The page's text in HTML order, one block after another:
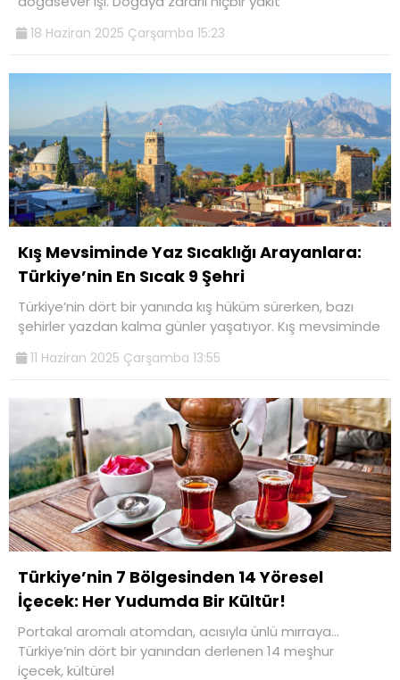
18 Haziran 2025 Çarşamba 15:23
Kış Mevsiminde Yaz Sıcaklığı Arayanlara:
Türkiye’nin En Sıcak 9 Şehri
Türkiye’nin dört bir yanında kış hüküm sürerken, bazı
şehirler yazdan kalma günler yaşatıyor. Kış mevsiminde
11 Haziran 2025 Çarşamba 13:55
Türkiye’nin 7 Bölgesinden 14 Yöresel
İçecek: Her Yudumda Bir Kültür!
Portakal aromalı atomdan, acısıyla ünlü mırraya...
Türkiye’nin dört bir yanından derlenen 14 meşhur
içecek, kültürel